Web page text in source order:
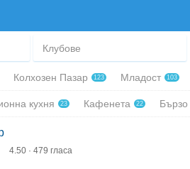
Клубове
Колхозен Пазар 123 Младост 103
кухня 23 Кафенета 22
4.50 · 479 гласа